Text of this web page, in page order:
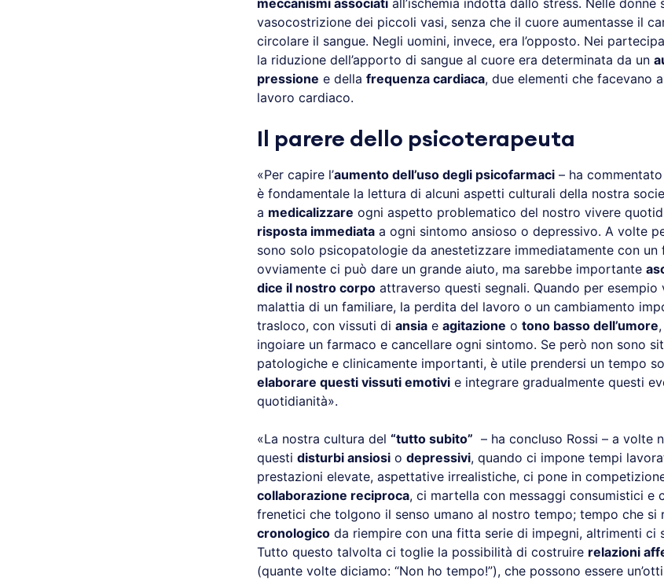
meccanismi associati all’ischemia indotta dallo stress. Nelle donne
vasocostrizione dei piccoli vasi, senza che il cuore aumentasse il
circolare il sangue. Negli uomini, invece, era l’opposto. Nei
la riduzione dell’apporto di sangue al cuore era determinata da un
pressione e della frequenza cardiaca, due elementi che facevano
lavoro cardiaco.
Il parere dello psicoterapeuta
«Per capire l’aumento dell’uso degli psicofarmaci – ha
è fondamentale la lettura di alcuni aspetti culturali della nostra
a medicalizzare ogni aspetto problematico del nostro vivere
risposta immediata a ogni sintomo ansioso o depressivo. A volte
sono solo psicopatologie da anestetizzare immediatamente con un
ovviamente ci può dare un grande aiuto, ma sarebbe importante
dice il nostro corpo attraverso questi segnali. Quando per esempio
malattia di un familiare, la perdita del lavoro o un cambiamento
trasloco, con vissuti di ansia e agitazione o tono basso dell’umore
ingoiare un farmaco e cancellare ogni sintomo. Se però non sono
patologiche e clinicamente importanti, è utile prendersi un tempo
elaborare questi vissuti emotivi e integrare gradualmente questi
quotidianità».
«La nostra cultura del “tutto subito” – ha concluso Rossi – a volte
questi disturbi ansiosi o depressivi, quando ci impone tempi
prestazioni elevate, aspettative irrealistiche, ci pone in
collaborazione reciproca, ci martella con messaggi consumistici e
frenetici che tolgono il senso umano al nostro tempo; tempo che si
cronologico da riempire con una fitta serie di impegni, altrimenti ci
Tutto questo talvolta ci toglie la possibilità di costruire relazioni
(quante volte diciamo: “Non ho tempo!”), che possono essere